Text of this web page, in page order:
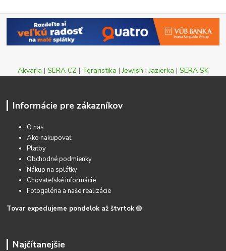
Akvaria | SERA CZ | Teraristika |Jewish |Jazierka | SERA SK
Informácie pre zákazníkov
O nás
Ako nakupovať
Platby
Obchodné podmienky
Nákup na splátky
Chovateľské informácie
Fotogaléria a naše realizácie
Tovar expedujeme pondelok až štvrtok 🟢
Najčítanejšie